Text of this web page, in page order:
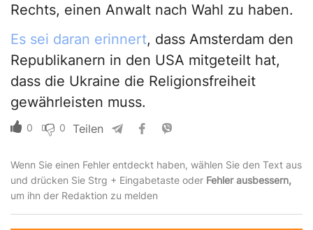
Rechts, einen Anwalt nach Wahl zu haben.
Es sei daran erinnert, dass Amsterdam den
Republikanern in den USA mitgeteilt hat,
dass die Ukraine die Religionsfreiheit
gewährleisten muss.
0 0 Teilen
Wenn Sie einen Fehler entdeckt haben, wählen Sie den Text aus
und drücken Sie Strg + Eingabetaste oder Fehler ausbessern,
um ihn der Redaktion zu melden